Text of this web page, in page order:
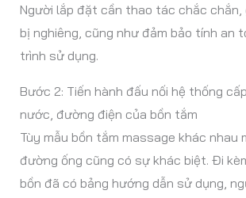
Người lắp đặt cần thao tác chắc chắn,
bị nghiêng, cũng như đảm bảo tính an
trình sử dụng.
Bước 2: Tiến hành đấu nối hệ thống
nước, đường điện của bồn tắm
Tùy mẫu bồn tắm massage khác nhau
đường ống cũng có sự khác biệt. Đi
bồn đã có bảng hướng dẫn sử dụng,